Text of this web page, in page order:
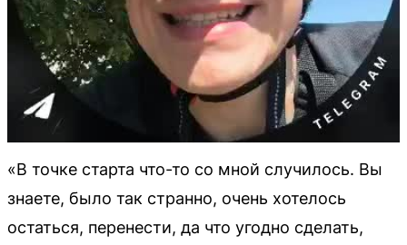
«В точке старта что-то со мной случилось. Вы
знаете, было так странно, очень хотелось
остаться, перенести, да что угодно сделать,